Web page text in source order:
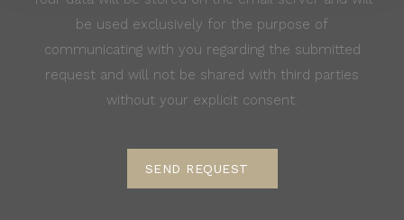
be used exclusively for the purpose of
communicating with you regarding the submitted
request and will not be shared with third parties
without your explicit consent.
SEND REQUEST